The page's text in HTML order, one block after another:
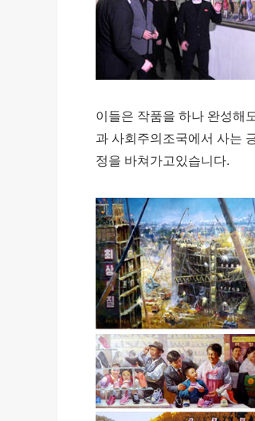
이들은 작품을 하나 완성해
과 사회주의조국에서 사는
정을 바쳐가고있습니다.